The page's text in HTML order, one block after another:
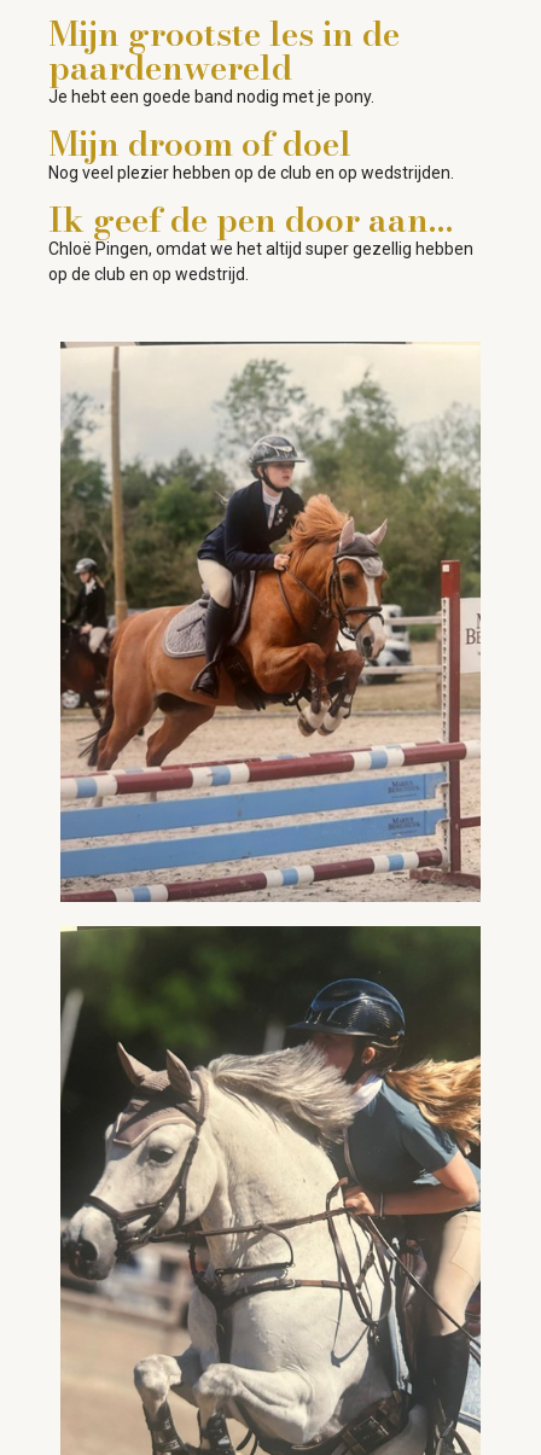
Mijn grootste les in de
paardenwereld
Je hebt een goede band nodig met je pony.
Mijn droom of doel
Nog veel plezier hebben op de club en op wedstrijden.
Ik geef de pen door aan…
Chloë Pingen, omdat we het altijd super gezellig hebben
op de club en op wedstrijd.